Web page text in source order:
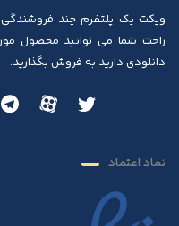
ویکت یک پلتفرم چند
راحت شما می توانید محصول
دانلودی دارید به فروش بگذارید.
نماد اعتماد